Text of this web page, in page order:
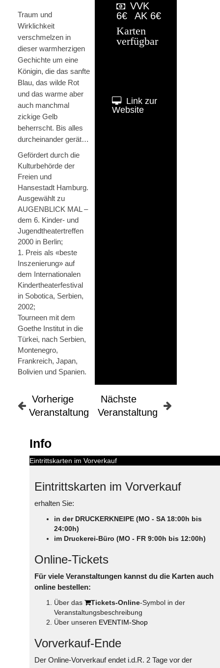
Traum und
Wirklichkeit
verschmelzen in
dieser warmherzigen
Gechichte um eine
Königin, die das sanfte
Blau, das wilde Rot
und das warme aber
auch manchmal
zickige Gelb
beherrscht. Bis alles
durcheinander gerät…
Gefördert durch die
Kulturbehörde der
Freien und
Hansestadt Hamburg.
Ausgewählt zu
AUGENBLICK MAL –
dem 6. Kinder- und
Jugendtheatertreffen
2000 in Berlin;
1. Preis als «beste
Inszenierung» auf
dem Internationalen
Kindertheaterfestival
in Sobotica, Serbien,
2002;
Tourneen mit dem
Goethe Institut in die
Türkei, nach Serbien,
Montenegro,
Frankreich, Japan,
Bolivien und Spanien.
VVK
6€
AK 6€
Karten
verfügbar
Link zur
Website
Vorherige
Veranstaltung
Nächste
Veranstaltung
Info
Eintrittskarten im Vorverkauf
Eintrittskarten im Vorverkauf
erhalten Sie:
in der DRUCKERKNEIPE (MO - SA 18:00h bis
24:00h)
im Druckerei-Büro (MO - FR 9:00h bis 12:00h)
Online-Tickets
Für viele Veranstaltungen kannst du die Karten auch
online bestellen:
Über das Tickets-Online-Symbol in der
Veranstaltungsbeschreibung
Über unseren EVENTIM-Shop
Vorverkauf-Ende
Der Online-Vorverkauf endet i.d.R. 2 Tage vor der